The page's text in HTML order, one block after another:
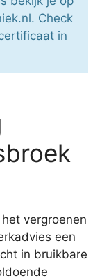
Check
in
vergroenen
een
in bruikbare